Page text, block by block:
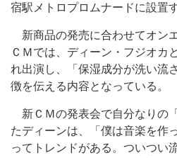
宿駅メトロプロムナードに設置す
新商品の発売に合わせてオン
ＣＭでは、ディーン・フジオカ
れ出演し、「保湿成分が洗い流
徴を伝える内容となっている。
新ＣＭの発表会で自分なりの
たディーンは、「僕は音楽を作
ってトレンドがある。ついつい